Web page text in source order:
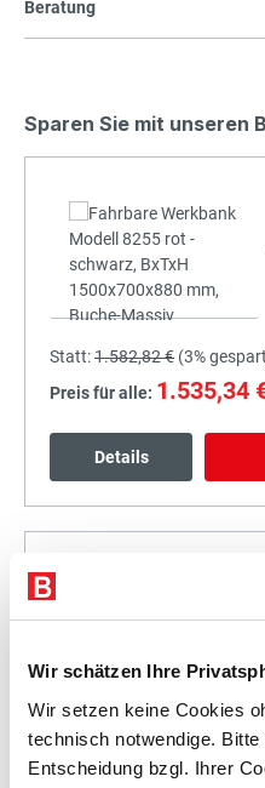
Wir schätzen Ihre
Wir setzen keine Cookies
technisch notwendige.
Entscheidung bzgl. Ihrer
Beratung
Sparen Sie mit unseren
Statt:1.582,82 € (3%
Preis für alle: 1.535,34
Details
Statt: 1.745,68 € (3%
Preis für alle:1.693,31